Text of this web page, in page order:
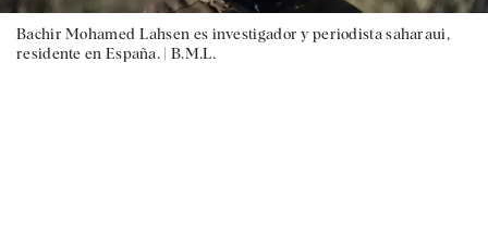
Bachir Mohamed Lahsen es investigador y periodista saharaui,
residente en España. | B.M.L.